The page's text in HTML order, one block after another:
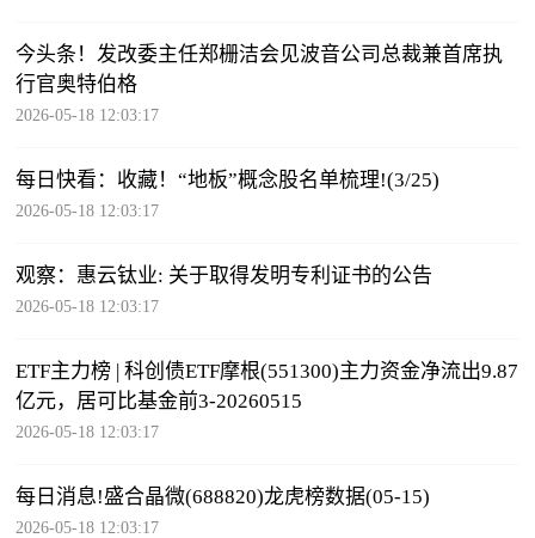
今头条！发改委主任郑栅洁会见波音公司总裁兼首席执
行官奥特伯格
2026-05-18 12:03:17
每日快看：收藏！“地板”概念股名单梳理!(3/25)
2026-05-18 12:03:17
观察：惠云钛业: 关于取得发明专利证书的公告
2026-05-18 12:03:17
ETF主力榜 | 科创债ETF摩根(551300)主力资金净流出9.87
亿元，居可比基金前3-20260515
2026-05-18 12:03:17
每日消息!盛合晶微(688820)龙虎榜数据(05-15)
2026-05-18 12:03:17